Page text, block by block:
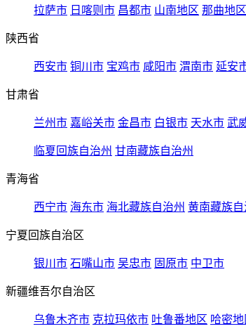
拉萨市 日喀则市 昌都市 山南地区 那曲地区
陕西省
西安市 铜川市 宝鸡市 咸阳市 渭南市 延安
甘肃省
兰州市 嘉峪关市 金昌市 白银市 天水市 武
临夏回族自治州 甘南藏族自治州
青海省
西宁市 海东市 海北藏族自治州 黄南藏族自
宁夏回族自治区
银川市 石嘴山市 吴忠市 固原市 中卫市
新疆维吾尔自治区
乌鲁木齐市 克拉玛依市 吐鲁番地区 哈密地